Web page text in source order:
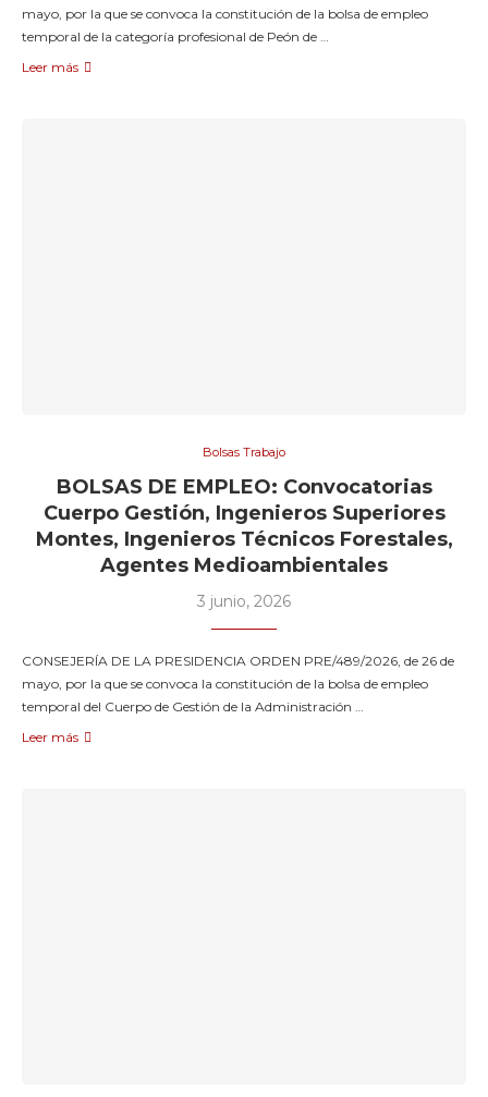
mayo, por la que se convoca la constitución de la bolsa de empleo
temporal de la categoría profesional de Peón de …
Leer más
Bolsas Trabajo
BOLSAS DE EMPLEO: Convocatorias
Cuerpo Gestión, Ingenieros Superiores
Montes, Ingenieros Técnicos Forestales,
Agentes Medioambientales
3 junio, 2026
CONSEJERÍA DE LA PRESIDENCIA ORDEN PRE/489/2026, de 26 de
mayo, por la que se convoca la constitución de la bolsa de empleo
temporal del Cuerpo de Gestión de la Administración …
Leer más